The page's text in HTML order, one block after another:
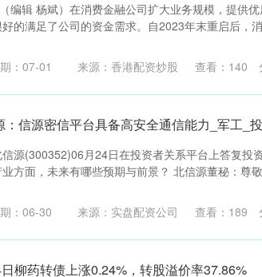
编辑 杨斌）在消费金融公司扩大业务规模，提供
的满足了公司的资金需求。自2023年末重启后，
：07-01 来源：香港配资炒股 查看： 140
：信源密信平台具备高安全通信能力_军工_
源(300352)06月24日在投资者关系平台上答复投
方面，未来有哪些预期与前景？ 北信源董秘：尊
：06-30 来源：实盘配资公司 查看： 189
柳药转债上涨0.24%，转股溢价率37.86%